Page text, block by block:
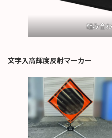
組み合
文字入高輝度反射マーカー